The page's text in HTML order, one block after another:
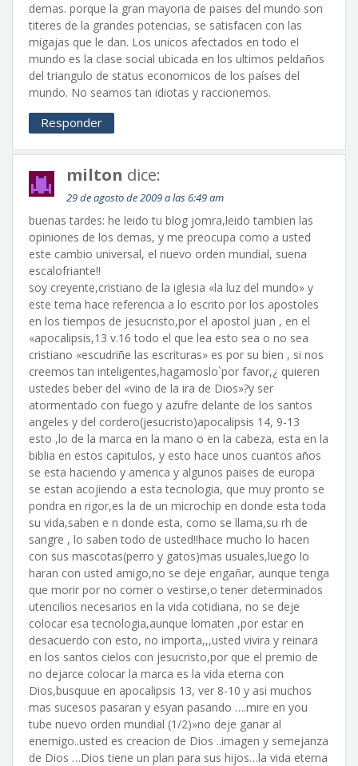
demas. porque la gran mayoria de paises del mundo son
titeres de la grandes potencias, se satisfacen con las
migajas que le dan. Los unicos afectados en todo el
mundo es la clase social ubicada en los ultimos peldaños
del triangulo de status economicos de los países del
mundo. No seamos tan idiotas y raccionemos.
Responder
milton dice:
29 de agosto de 2009 a las 6:49 am
buenas tardes: he leido tu blog jomra,leido tambien las
opiniones de los demas, y me preocupa como a usted
este cambio universal, el nuevo orden mundial, suena
escalofriante!!
soy creyente,cristiano de la iglesia «la luz del mundo» y
este tema hace referencia a lo escrito por los apostoles
en los tiempos de jesucristo,por el apostol juan , en el
«apocalipsis,13 v.16 todo el que lea esto sea o no sea
cristiano «escudriñe las escrituras» es por su bien , si nos
creemos tan inteligentes,hagamoslo`por favor,¿ quieren
ustedes beber del «vino de la ira de Dios»?y ser
atormentado con fuego y azufre delante de los santos
angeles y del cordero(jesucristo)apocalipsis 14, 9-13
esto ,lo de la marca en la mano o en la cabeza, esta en la
biblia en estos capitulos, y esto hace unos cuantos años
se esta haciendo y america y algunos paises de europa
se estan acojiendo a esta tecnologia, que muy pronto se
pondra en rigor,es la de un microchip en donde esta toda
su vida,saben e n donde esta, como se llama,su rh de
sangre , lo saben todo de usted!!hace mucho lo hacen
con sus mascotas(perro y gatos)mas usuales,luego lo
haran con usted amigo,no se deje engañar, aunque tenga
que morir por no comer o vestirse,o tener determinados
utencilios necesarios en la vida cotidiana, no se deje
colocar esa tecnologia,aunque lomaten ,por estar en
desacuerdo con esto, no importa,,,usted vivira y reinara
en los santos cielos con jesucristo,por que el premio de
no dejarce colocar la marca es la vida eterna con
Dios,busquue en apocalipsis 13, ver 8-10 y asi muchos
mas sucesos pasaran y esyan pasando ….mire en you
tube nuevo orden mundial (1/2)»no deje ganar al
enemigo..usted es creacion de Dios ..imagen y semejanza
de Dios …Dios tiene un plan para sus hijos…la vida eterna